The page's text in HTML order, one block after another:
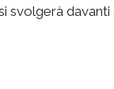
svolgerà